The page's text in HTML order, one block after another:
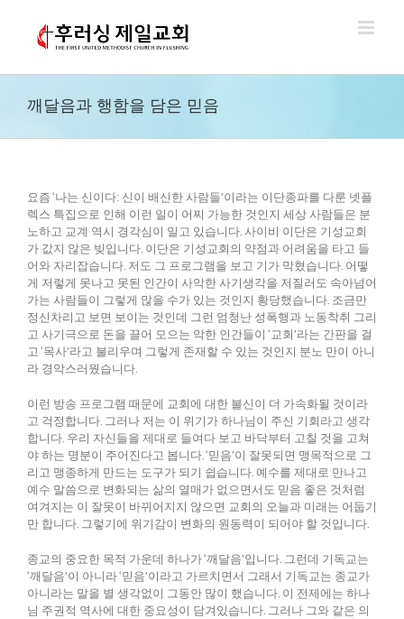
깨달음과 행함을 담은 믿음
요즘 ‘나는 신이다: 신이 배신한 사람들’이라는 이단종파를 다룬 넷플
렉스 특집으로 인해 이런 일이 어찌 가능한 것인지 세상 사람들은 분
노하고 교계 역시 경각심이 일고 있습니다. 사이비 이단은 기성교회
가 값지 않은 빚입니다. 이단은 기성교회의 약점과 어려움을 타고 들
어와 자리잡습니다. 저도 그 프로그램을 보고 기가 막혔습니다. 어떻
게 저렇게 못나고 못된 인간이 사악한 사기생각을 저질러도 속아넘어
가는 사람들이 그렇게 많을 수가 있는 것인지 황당했습니다. 조금만
정신차리고 보면 보이는 것인데 그런 엄청난 성폭행과 노동착취 그리
고 사기극으로 돈을 끌어 모으는 악한 인간들이 ‘교회’라는 간판을 걸
고 ‘목사’라고 불리우며 그렇게 존재할 수 있는 것인지 분노 만이 아니
라 경악스러웠습니다.
이런 방송 프로그램 때문에 교회에 대한 불신이 더 가속화될 것이라
고 걱정합니다. 그러나 저는 이 위기가 하나님이 주신 기회라고 생각
합니다. 우리 자신들을 제대로 들여다 보고 바닥부터 고칠 것을 고쳐
야 하는 명분이 주어진다고 봅니다. ‘믿음’이 잘못되면 맹목적으로 그
리고 맹종하게 만드는 도구가 되기 쉽습니다. 예수를 제대로 만나고
예수 말씀으로 변화되는 삶의 열매가 없으면서도 믿음 좋은 것처럼
여겨지는 이 잘못이 바뀌어지지 않으면 교회의 오늘과 미래는 어둡기
만 합니다. 그렇기에 위기감이 변화의 원동력이 되어야 할 것입니다.
종교의 중요한 목적 가운데 하나가 ‘깨달음’입니다. 그런데 기독교는
‘깨달음’이 아니라 ‘믿음’이라고 가르치면서 그래서 기독교는 종교가
아니라는 말을 별 생각없이 그동안 많이 했습니다. 이 전제에는 하나
님 주권적 역사에 대한 중요성이 담겨있습니다. 그러나 그와 같은 의